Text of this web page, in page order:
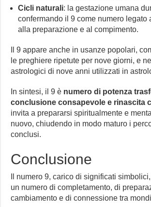
Cicli naturali: la gestazione umana
confermando il 9 come numero legato
alla preparazione e al compimento.
Il 9 appare anche in usanze popolari,
le preghiere ripetute per nove giorni, e
astrologici di nove anni utilizzati in
In sintesi, il 9 è numero di potenza
conclusione consapevole e rinascita
invita a prepararsi spiritualmente e
nuovo, chiudendo in modo maturo i
conclusi.
Conclusione
Il numero 9, carico di significati
un numero di completamento, di
cambiamento e di connessione tra